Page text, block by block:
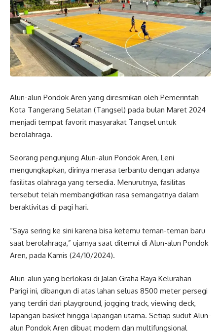
Alun-alun Pondok Aren yang diresmikan oleh Pemerintah
Kota Tangerang Selatan (Tangsel) pada bulan Maret 2024
menjadi tempat favorit masyarakat Tangsel untuk
berolahraga.
Seorang pengunjung Alun-alun Pondok Aren, Leni
mengungkapkan, dirinya merasa terbantu dengan adanya
fasilitas olahraga yang tersedia. Menurutnya, fasilitas
tersebut telah membangkitkan rasa semangatnya dalam
beraktivitas di pagi hari.
“Saya sering ke sini karena bisa ketemu teman-teman baru
saat berolahraga,” ujarnya saat ditemui di Alun-alun Pondok
Aren, pada Kamis (24/10/2024).
Alun-alun yang berlokasi di Jalan Graha Raya Kelurahan
Parigi ini, dibangun di atas lahan seluas 8500 meter persegi
yang terdiri dari playground, jogging track, viewing deck,
lapangan basket hingga lapangan utama. Setiap sudut Alun-
alun Pondok Aren dibuat modern dan multifungsional